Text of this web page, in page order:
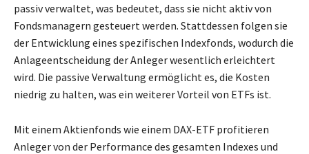
passiv verwaltet, was bedeutet, dass sie nicht aktiv von
Fondsmanagern gesteuert werden. Stattdessen folgen sie
der Entwicklung eines spezifischen Indexfonds, wodurch die
Anlageentscheidung der Anleger wesentlich erleichtert
wird. Die passive Verwaltung ermöglicht es, die Kosten
niedrig zu halten, was ein weiterer Vorteil von ETFs ist.
Mit einem Aktienfonds wie einem DAX-ETF profitieren
Anleger von der Performance des gesamten Indexes und